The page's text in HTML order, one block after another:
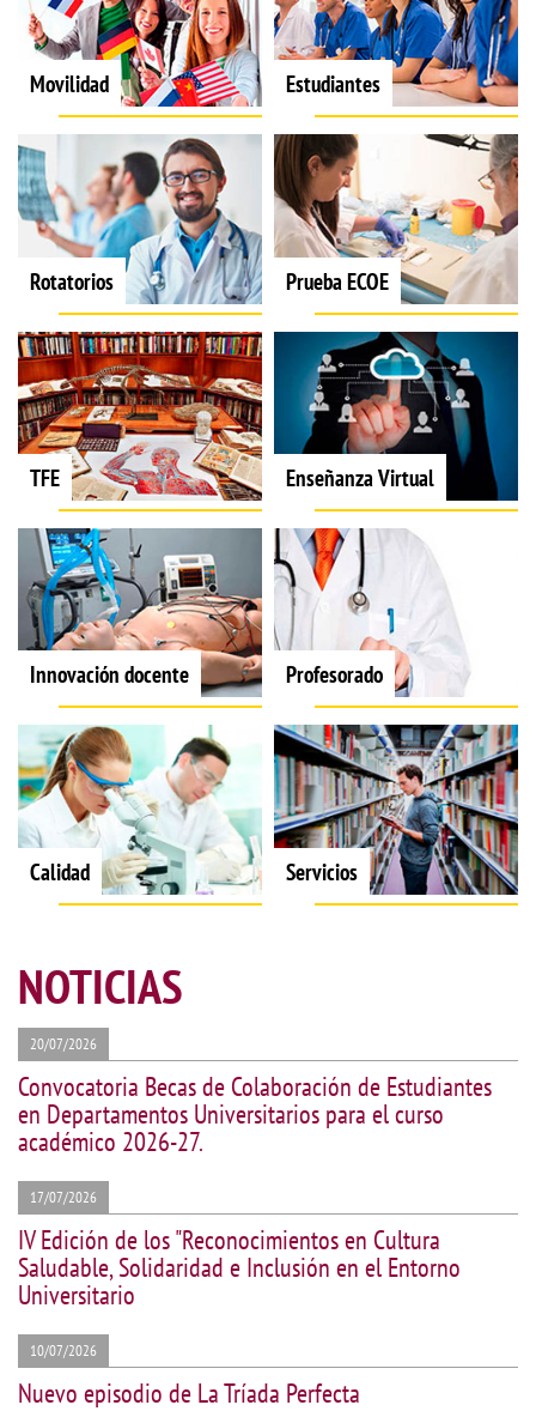
Movilidad Estudiantes
Rotatorios Prueba ECOE
TFE Enseñanza Virtual
Innovación docente Profesorado
Calidad Servicios
NOTICIAS
20/07/2026
Convocatoria Becas de Colaboración de Estudiantes
en Departamentos Universitarios para el curso
académico 2026-27.
17/07/2026
IV Edición de los "Reconocimientos en Cultura
Saludable, Solidaridad e Inclusión en el Entorno
Universitario
10/07/2026
Nuevo episodio de La Tríada Perfecta